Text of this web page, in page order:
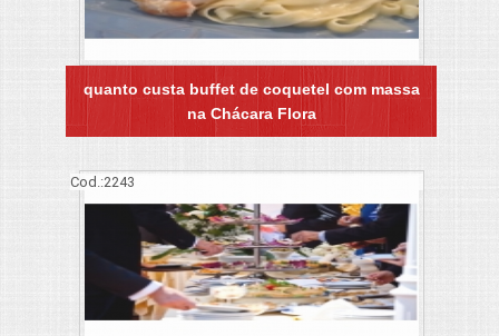
quanto custa buffet de coquetel com massa
na Chácara Flora
Cod.:2243